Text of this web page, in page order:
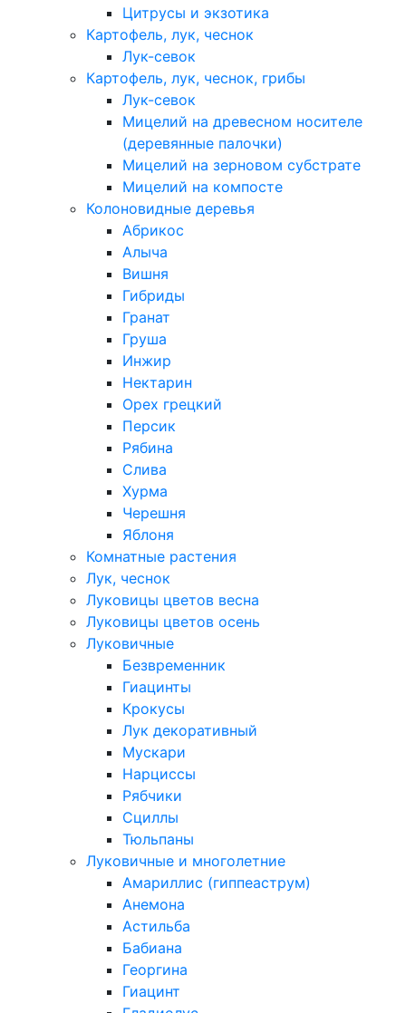
Цитрусы и экзотика
Картофель, лук, чеснок
Лук-севок
Картофель, лук, чеснок, грибы
Лук-севок
Мицелий на древесном носителе
(деревянные палочки)
Мицелий на зерновом субстрате
Мицелий на компосте
Колоновидные деревья
Абрикос
Алыча
Вишня
Гибриды
Гранат
Груша
Инжир
Нектарин
Орех грецкий
Персик
Рябина
Слива
Хурма
Черешня
Яблоня
Комнатные растения
Лук, чеснок
Луковицы цветов весна
Луковицы цветов осень
Луковичные
Безвременник
Гиацинты
Крокусы
Лук декоративный
Мускари
Нарциссы
Рябчики
Сциллы
Тюльпаны
Луковичные и многолетние
Амариллис (гиппеаструм)
Анемона
Астильба
Бабиана
Георгина
Гиацинт